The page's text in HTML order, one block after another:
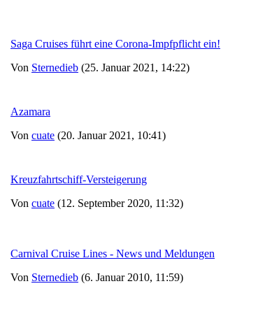
Saga Cruises führt eine Corona-Impfpflicht ein!
Von Sternedieb (25. Januar 2021, 14:22)
Azamara
Von cuate (20. Januar 2021, 10:41)
Kreuzfahrtschiff-Versteigerung
Von cuate (12. September 2020, 11:32)
Carnival Cruise Lines - News und Meldungen
Von Sternedieb (6. Januar 2010, 11:59)